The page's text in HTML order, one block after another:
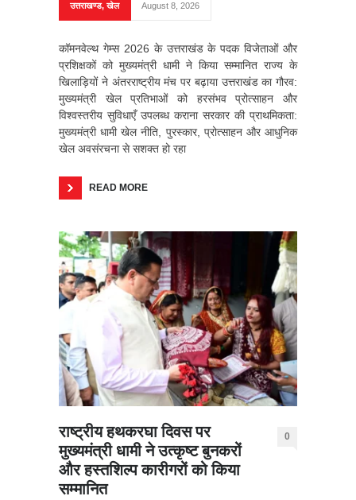
उत्तराखण्ड,खेल August 8, 2026
कॉमनवेल्थ गेम्स 2026 के उत्तराखंड के पदक विजेताओं और
प्रशिक्षकों को मुख्यमंत्री धामी ने किया सम्मानित राज्य के
खिलाड़ियों ने अंतरराष्ट्रीय मंच पर बढ़ाया उत्तराखंड का गौरव:
मुख्यमंत्री खेल प्रतिभाओं को हरसंभव प्रोत्साहन और
विश्वस्तरीय सुविधाएँ उपलब्ध कराना सरकार की प्राथमिकता:
मुख्यमंत्री धामी खेल नीति, पुरस्कार, प्रोत्साहन और आधुनिक
खेल अवसंरचना से सशक्त हो रहा
READ MORE
राष्ट्रीय हथकरघा दिवस पर
मुख्यमंत्री धामी ने उत्कृष्ट बुनकरों
और हस्तशिल्प कारीगरों को किया
सम्मानित
0